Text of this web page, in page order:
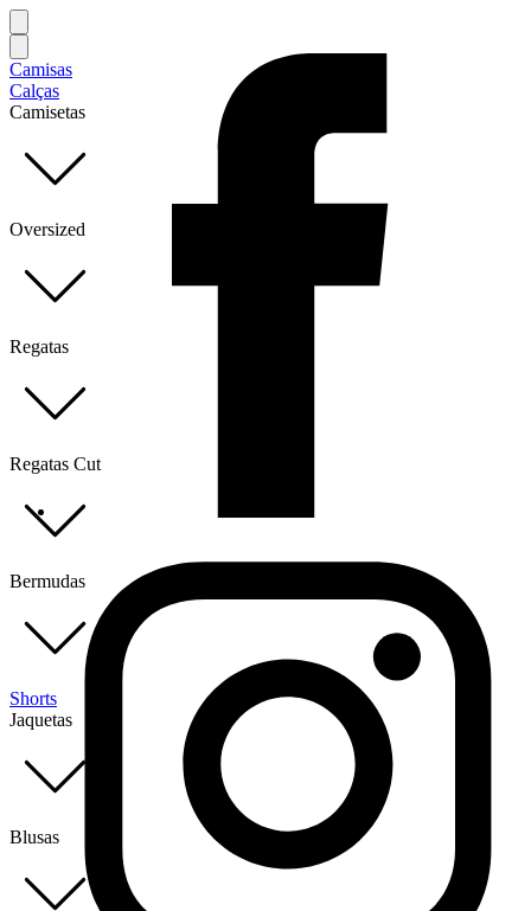
Camisas
Calças
Camisetas
Oversized
Regatas
Regatas Cut
Bermudas
Shorts
Jaquetas
Blusas